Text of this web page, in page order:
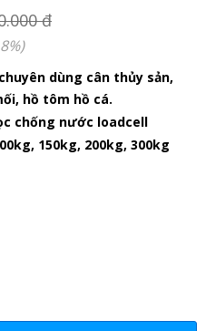
đ
dùng cân thủy sản,
hồ tôm hồ cá.
chống nước loadcell
150kg, 200kg, 300kg